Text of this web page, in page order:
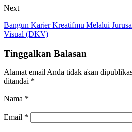
Next
Bangun Karier Kreatifmu Melalui
Visual (DKV)
Tinggalkan Balasan
Alamat email Anda tidak akan
ditandai *
Nama *
Email *